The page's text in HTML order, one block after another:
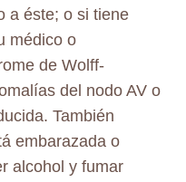
a éste; o si tiene
médico o
de Wolff-
del nodo AV o
También
embarazada o
alcohol y fumar